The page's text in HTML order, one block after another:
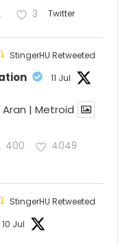
3 Twitter
StingerHU Retweeted
11 Jul
| Metroid
400 4049
StingerHU Retweeted
10 Jul